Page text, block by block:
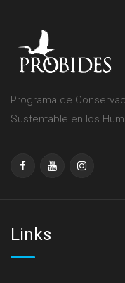
Programa de
Sustentable en los
Links